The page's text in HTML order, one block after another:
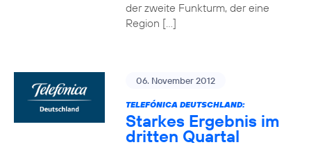
der zweite Funkturm, der eine
Region […]
06. November 2012
TELEFÓNICA DEUTSCHLAND:
Starkes Ergebnis im
dritten Quartal